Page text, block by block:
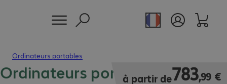
Ordinateurs portables
Ordinateurs portables Dell
à partir de783,99 €
783,99 €